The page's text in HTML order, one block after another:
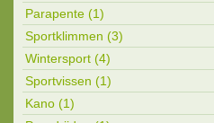
Parapente (1)
Sportklimmen (3)
Wintersport (4)
Sportvissen (1)
Kano (1)